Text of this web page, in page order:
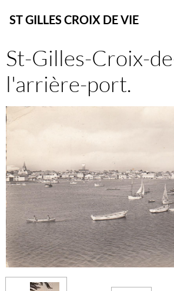
ST GILLES CROIX DE VIE
St-Gilles-Croix-
l'arrière-port.